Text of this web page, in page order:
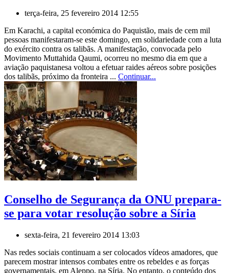
terça-feira, 25 fevereiro 2014 12:55
Em Karachi, a capital económica do Paquistão, mais de cem mil
pessoas manifestaram-se este domingo, em solidariedade com a luta
do exército contra os talibãs. A manifestação, convocada pelo
Movimento Muttahida Qaumi, ocorreu no mesmo dia em que a
aviação paquistanesa voltou a efetuar raides aéreos sobre posições
dos talibãs, próximo da fronteira ... Continuar...
Conselho de Segurança da ONU prepara-
se para votar resolução sobre a Síria
sexta-feira, 21 fevereiro 2014 13:03
Nas redes sociais continuam a ser colocados vídeos amadores, que
parecem mostrar intensos combates entre os rebeldes e as forças
governamentais, em Aleppo, na Síria. No entanto, o conteúdo dos